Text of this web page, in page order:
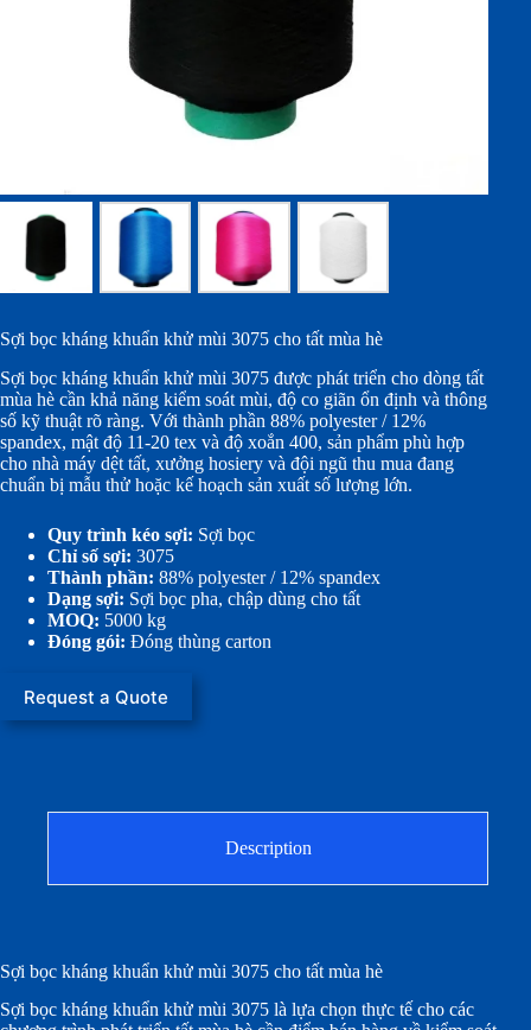
Sợi bọc kháng khuẩn khử mùi 3075 cho tất mùa hè
Sợi bọc kháng khuẩn khử mùi 3075 được phát triển cho dòng tất
mùa hè cần khả năng kiểm soát mùi, độ co giãn ổn định và thông
số kỹ thuật rõ ràng. Với thành phần 88% polyester / 12%
spandex, mật độ 11-20 tex và độ xoắn 400, sản phẩm phù hợp
cho nhà máy dệt tất, xưởng hosiery và đội ngũ thu mua đang
chuẩn bị mẫu thử hoặc kế hoạch sản xuất số lượng lớn.
Quy trình kéo sợi: Sợi bọc
Chỉ số sợi: 3075
Thành phần: 88% polyester / 12% spandex
Dạng sợi: Sợi bọc pha, chập dùng cho tất
MOQ: 5000 kg
Đóng gói: Đóng thùng carton
Request a Quote
Description
Sợi bọc kháng khuẩn khử mùi 3075 cho tất mùa hè
Sợi bọc kháng khuẩn khử mùi 3075 là lựa chọn thực tế cho các